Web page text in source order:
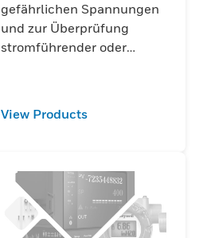
gefährlichen Spannungen
und zur Überprüfung
stromführender oder
View Products